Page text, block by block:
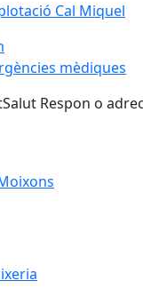
Cal Miquel
mèdiques
Respon o